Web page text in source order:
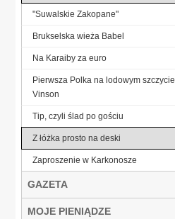
"Suwalskie Zakopane"
Brukselska wieża Babel
Na Karaiby za euro
Pierwsza Polka na lodowym szczycie
Vinson
Tip, czyli ślad po gościu
Z łóżka prosto na deski
Zaproszenie w Karkonosze
GAZETA
MOJE PIENIĄDZE